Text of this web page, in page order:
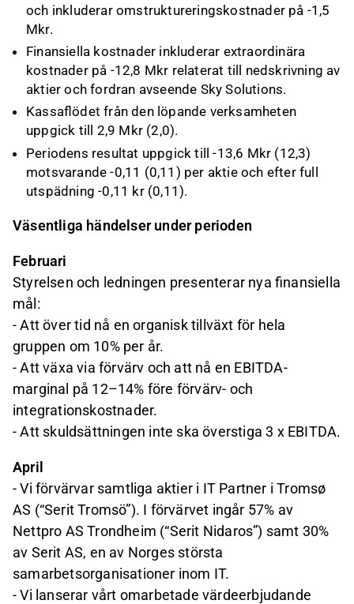
och inkluderar omstruktureringskostnader på -1,5
Mkr.
Finansiella kostnader inkluderar extraordinära
kostnader på -12,8 Mkr relaterat till nedskrivning av
aktier och fordran avseende Sky Solutions.
Kassaflödet från den löpande verksamheten
uppgick till 2,9 Mkr (2,0).
Periodens resultat uppgick till -13,6 Mkr (12,3)
motsvarande -0,11 (0,11) per aktie och efter full
utspädning -0,11 kr (0,11).
Väsentliga händelser under perioden
Februari
Styrelsen och ledningen presenterar nya finansiella
mål:
- Att över tid nå en organisk tillväxt för hela
gruppen om 10% per år.
- Att växa via förvärv och att nå en EBITDA-
marginal på 12–14% före förvärv- och
integrationskostnader.
- Att skuldsättningen inte ska överstiga 3 x EBITDA.
April
- Vi förvärvar samtliga aktier i IT Partner i Tromsø
AS (“Serit Tromsö”). I förvärvet ingår 57% av
Nettpro AS Trondheim (“Serit Nidaros”) samt 30%
av Serit AS, en av Norges största
samarbetsorganisationer inom IT.
- Vi lanserar vårt omarbetade värdeerbjudande